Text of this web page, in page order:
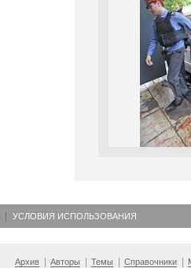
УСЛОВИЯ ИСПОЛЬЗОВАНИЯ
Архив Авторы Темы Справочники